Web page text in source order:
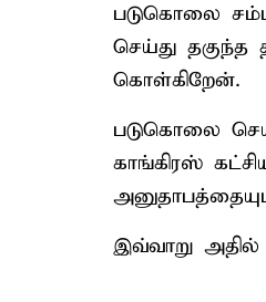
படுகொலை
செய்து
கொள்கிறேன்.
படுகொலை
காங்கிரஸ்
இவ்வாறு அதில்